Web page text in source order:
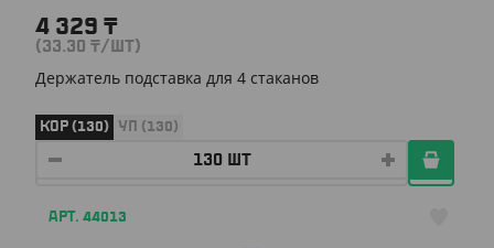
4 329 ₸
(33.30 ₸/ШТ)
Держатель подставка для 4 стаканов
КОР (130) УП (130)
АРТ. 44013